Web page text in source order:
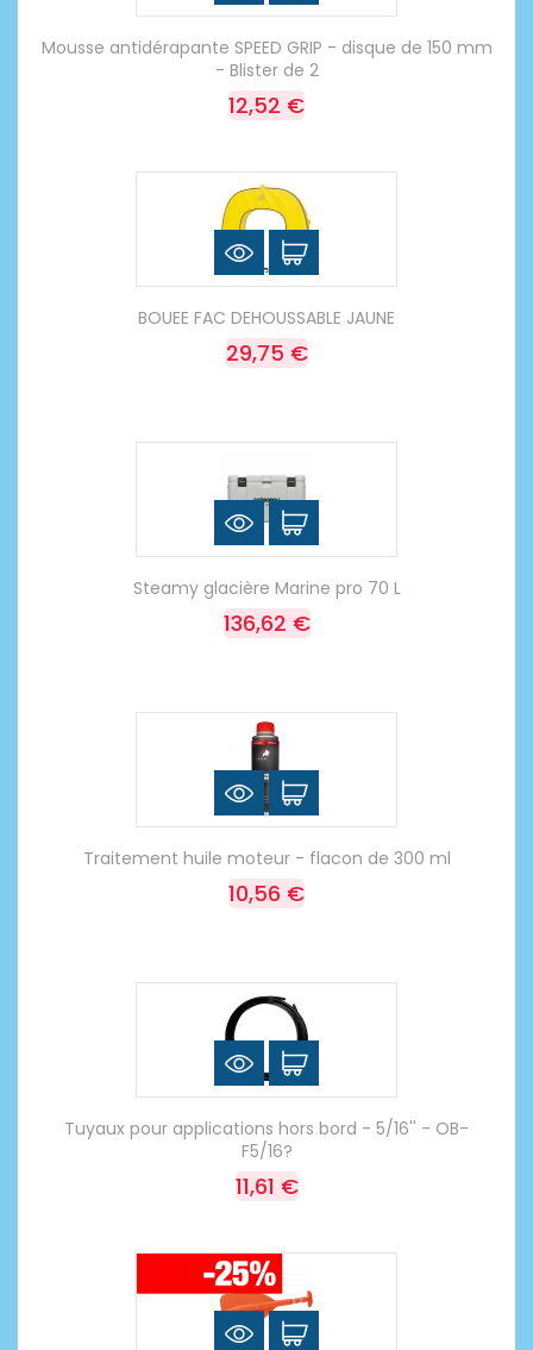
Mousse antidérapante SPEED GRIP - disque de 150 mm
- Blister de 2
12,52 €
BOUEE FAC DEHOUSSABLE JAUNE
29,75 €
Steamy glacière Marine pro 70 L
136,62 €
Traitement huile moteur - flacon de 300 ml
10,56 €
Tuyaux pour applications hors bord - 5/16'' - OB-
F5/16?
11,61 €